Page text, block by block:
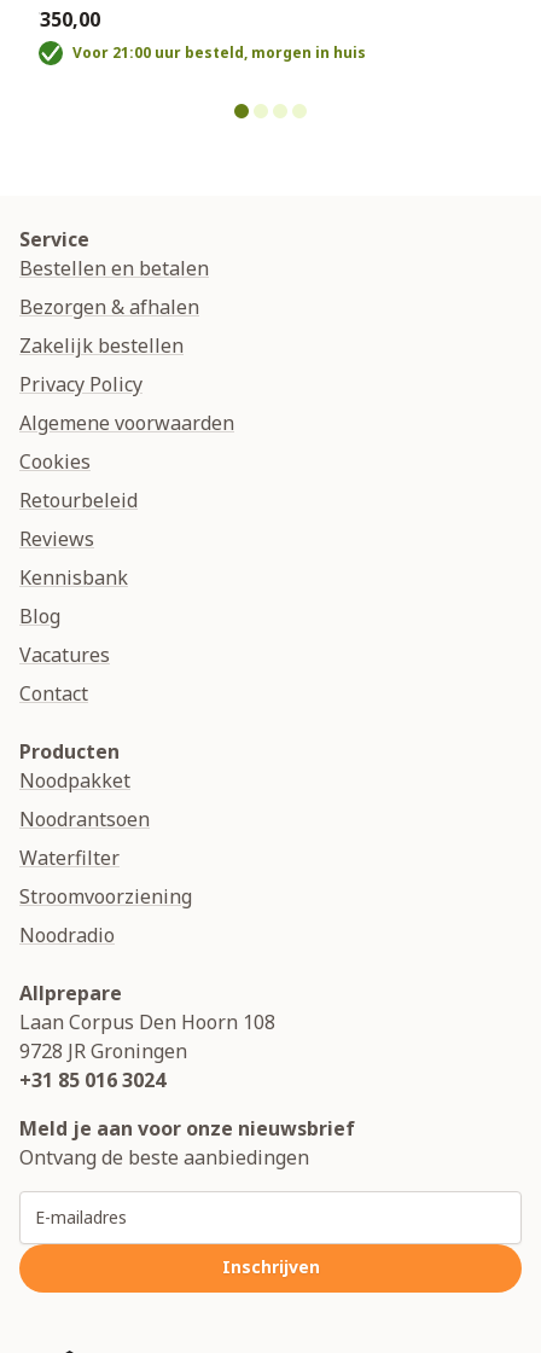
€350,00
Voor 21:00 uur besteld, morgen in huis
Service
Bestellen en betalen
Bezorgen & afhalen
Zakelijk bestellen
Privacy Policy
Algemene voorwaarden
Cookies
Retourbeleid
Reviews
Kennisbank
Blog
Vacatures
Contact
Producten
Noodpakket
Noodrantsoen
Waterfilter
Stroomvoorziening
Noodradio
Allprepare
Laan Corpus Den Hoorn 108
9728 JRGroningen
+31 85 016 3024
Meld je aan voor onze nieuwsbrief
Ontvang de beste aanbiedingen
Inschrijven